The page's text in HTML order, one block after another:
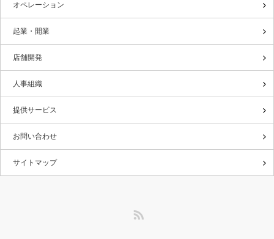
オペレーション
起業・開業
店舗開発
人事組織
提供サービス
お問い合わせ
サイトマップ